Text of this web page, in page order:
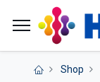
Shop